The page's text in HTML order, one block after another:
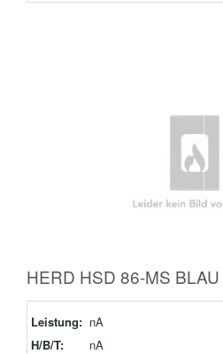
HERD HSD 86-MS
Leistung: nA
H/B/T:
nA